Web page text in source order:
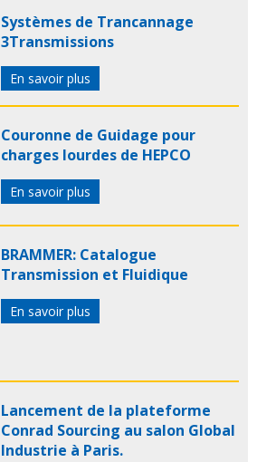
Systèmes de Trancannage
3Transmissions
En savoir plus
Couronne de Guidage pour
charges lourdes de HEPCO
En savoir plus
BRAMMER: Catalogue
Transmission et Fluidique
En savoir plus
Lancement de la plateforme
Conrad Sourcing au salon Global
Industrie à Paris.